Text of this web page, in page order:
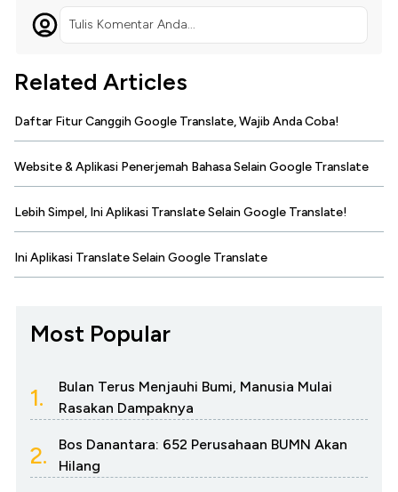
Tulis Komentar Anda...
Related Articles
Daftar Fitur Canggih Google Translate, Wajib Anda Coba!
Website & Aplikasi Penerjemah Bahasa Selain Google Translate
Lebih Simpel, Ini Aplikasi Translate Selain Google Translate!
Ini Aplikasi Translate Selain Google Translate
Most Popular
1.
Bulan Terus Menjauhi Bumi, Manusia Mulai
Rasakan Dampaknya
2.
Bos Danantara: 652 Perusahaan BUMN Akan
Hilang